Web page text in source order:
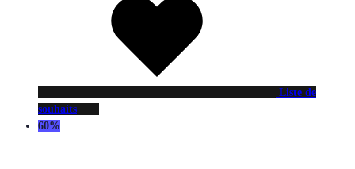
Liste de
souhaits
60%